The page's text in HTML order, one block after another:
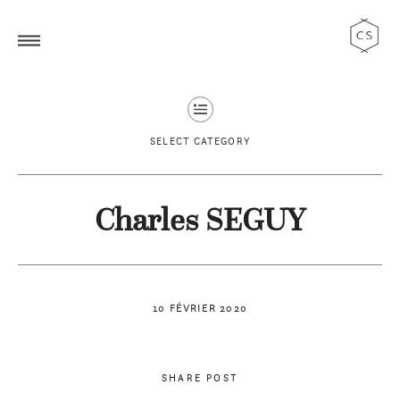
SELECT CATEGORY
10 FÉVRIER 2020
Charles SEGUY
SHARE POST